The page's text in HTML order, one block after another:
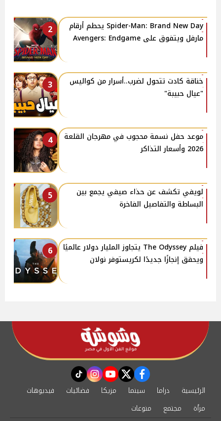
2
Spider-Man: Brand New Day يحطم أرقام
مارفل ويتفوق على Avengers: Endgame
3
خناقة كادت تتحول لضرب..أسرار من كواليس
"عيال حبيبة"
4
موعد حفل نسمة محجوب في مهرجان القلعة
2026 وأسعار التذاكر
5
لويفي تكشف عن حذاء صيفي يجمع بين
البساطة والتفاصيل الفاخرة
6
فيلم The Odyssey يتجاوز المليار دولار عالميًا
ويحقق إنجازًا جديدًا لكريستوفر نولان
facebook
twitter
youtube
instagram
tiktok
الرئيسية دراما سينما مزيكا فضائيات
فيديوهات
مرأة
مجتمع منوعات